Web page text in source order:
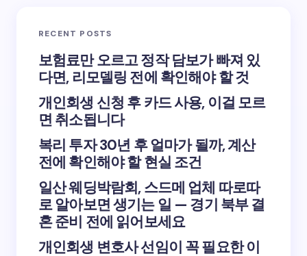
RECENT POSTS
보험료만 오르고 정작 담보가 빠져 있
다면, 리모델링 전에 확인해야 할 것
개인회생 신청 후 카드 사용, 이걸 모르
면 취소됩니다
복리 투자 30년 후 얼마가 될까, 계산
전에 확인해야 할 현실 조건
일산 웨딩박람회, 스드메 업체 따로따
로 알아보면 생기는 일 — 경기 북부 결
혼 준비 전에 읽어보세요
개인회생 변호사 선임이 꼭 필요한 이